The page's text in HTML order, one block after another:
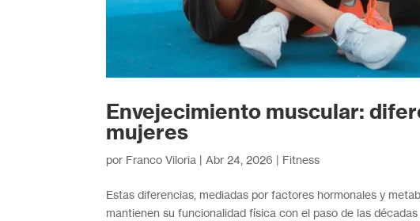
Envejecimiento muscular:
mujeres
por Franco Viloria |Abr 24, 2026 | Fitness
Estas diferencias, mediadas por factores hormonales y
mantienen su funcionalidad física con el paso de las